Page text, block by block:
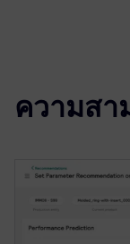
ความสา